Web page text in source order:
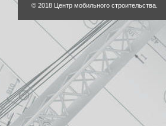
© 2018 Центр мобильного строительства.